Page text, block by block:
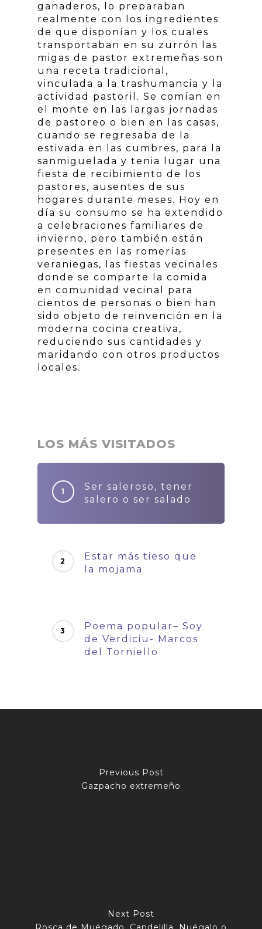
ganaderos, lo preparaban
realmente con los ingredientes
de que disponían y los cuales
transportaban en su zurrón las
migas de pastor extremeñas son
una receta tradicional,
vinculada a la trashumancia y la
actividad pastoril. Se comían en
el monte en las largas jornadas
de pastoreo o bien en las casas,
cuando se regresaba de la
estivada en las cumbres, para la
sanmiguelada y tenia lugar una
fiesta de recibimiento de los
pastores, ausentes de sus
hogares durante meses. Hoy en
día su consumo se ha extendido
a celebraciones familiares de
invierno, pero también están
presentes en las romerías
veraniegas, las fiestas vecinales
donde se comparte la comida
en comunidad vecinal para
cientos de personas o bien han
sido objeto de reinvención en la
moderna cocina creativa,
reduciendo sus cantidades y
maridando con otros productos
locales.
LOS MÁS VISITADOS
Ser saleroso, tener
salero o ser salado
Estar más tieso que
la mojama
Poema popular– Soy
de Verdiciu- Marcos
del Torniello
Previous Post
Gazpacho extremeño
Next Post